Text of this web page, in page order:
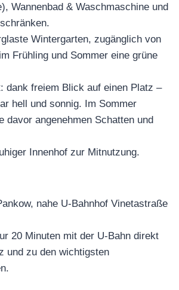
Wannenbad & Waschmaschine und
Wintergarten, zugänglich von
Frühling und Sommer eine grüne
dank freiem Blick auf einen Platz –
hell und sonnig. Im Sommer
davor angenehmen Schatten und
Innenhof zur Mitnutzung.
nahe U-Bahnhof Vinetastraße
20 Minuten mit der U-Bahn direkt
und zu den wichtigsten